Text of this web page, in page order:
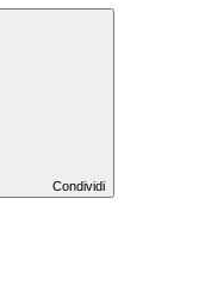
Condividi